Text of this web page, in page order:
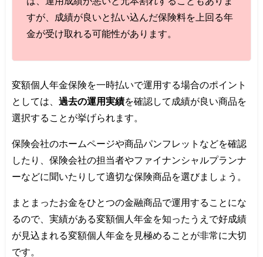
すが、成績が良いと払い込んだ保険料を上回る年
金が受け取れる可能性があります。
変額個人年金保険を一時払いで運用する場合のポイント
としては、 過去の運用実績を確認して成績が良い商品を
選択することが挙げられます。
保険会社のホームページや商品パンフレットなどを確認
したり、保険会社の担当者やファイナンシャルプランナ
ーなどに聞いたりして適切な保険商品を選びましょう。
まとまったお金をひとつの金融商品で運用することにな
るので、実績がある変額個人年金を知ったうえで好成績
が見込まれる変額個人年金を見極めることが非常に大切
です。